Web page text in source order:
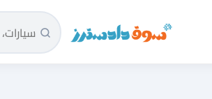
سوق دادسترز الرئيسية